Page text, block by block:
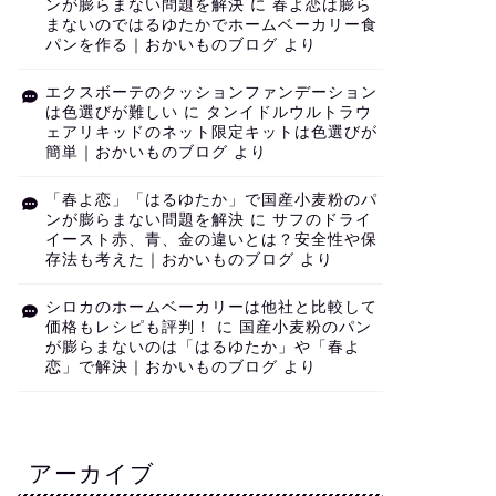
ンが膨らまない問題を解決 に 春よ恋は膨ら
まないのではるゆたかでホームベーカリー食
パンを作る｜おかいものブログ より
エクスボーテのクッションファンデーション
は色選びが難しい に タンイドルウルトラウ
ェアリキッドのネット限定キットは色選びが
簡単｜おかいものブログ より
「春よ恋」「はるゆたか」で国産小麦粉のパ
ンが膨らまない問題を解決 に サフのドライ
イースト赤、青、金の違いとは？安全性や保
存法も考えた｜おかいものブログ より
シロカのホームベーカリーは他社と比較して
価格もレシピも評判！
に 国産小麦粉のパン
が膨らまないのは「はるゆたか」や「春よ
恋」で解決｜おかいものブログ より
アーカイブ